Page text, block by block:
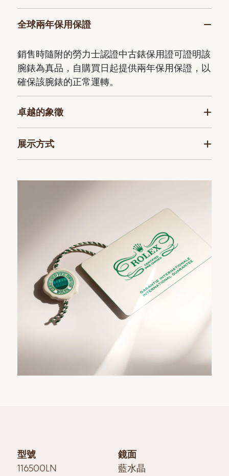
全球兩年保用保證
銷售時隨附的勞力士認證中古錶保用證可證明該
腕錶為真品，自購買日起提供兩年保用保證，以
確保該腕錶的正常運轉。
卓越的象徵
展示方式
型號
116500LN
鏡面
藍水晶